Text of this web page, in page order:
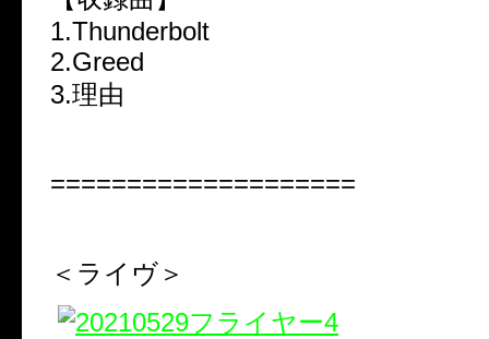
1.Thunderbolt
2.Greed
3.理由
====================
＜ライヴ＞